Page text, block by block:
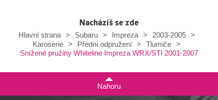
Nacházíš se zde
Hlavní strana
> Subaru > Impreza > 2003-2005
>
Karoserie > Přední odpružení > Tlumiče >
Snížené pružiny Whiteline Impreza WRX/STI 2001-2007
Nahoru